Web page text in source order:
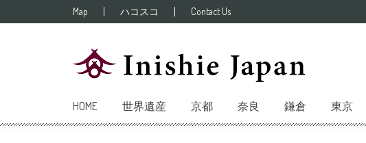
Map ハコスコ Contact Us
HOME 世界遺産 京都 奈良 鎌倉 東京